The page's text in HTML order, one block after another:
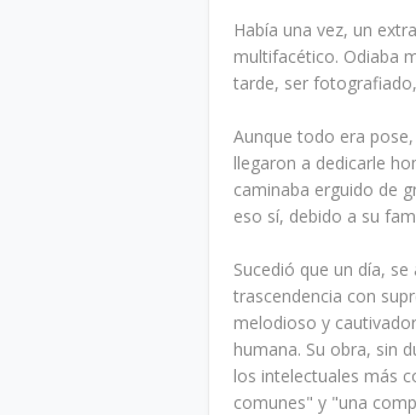
Había una vez, un
multifacético. Odiaba
tarde, ser
Aunque todo era
llegaron a dedicarle
caminaba erguido de
eso sí, debido a su
Sucedió que un día,
trascendencia con
melodioso y
humana. Su obra, sin
los intelectuales más
comunes" y "una